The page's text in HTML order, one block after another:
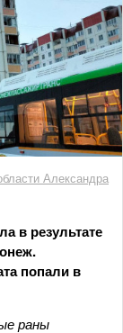
Александра
в результате
попали в
раны